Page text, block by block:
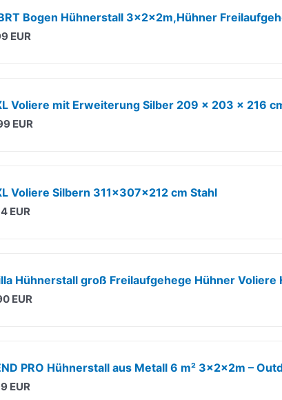
EUR
Voliere mit Erweiterung Silber 209 x 203 x 216
EUR
Voliere Silbern 311x307x212 cm Stahl
EUR
EUR
EUR